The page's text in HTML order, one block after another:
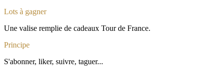
Lots à gagner
Une valise remplie de cadeaux Tour de France.
Principe
S'abonner, liker, suivre, taguer...